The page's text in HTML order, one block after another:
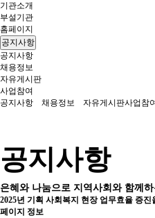
기관소개
부설기관
홈페이지
공지사항
공지사항
채용정보
자유게시판
사업참여
공지사항
채용정보 자유게시판사업참
공지사항
은혜와 나눔으로 지역사회와 함께
2025년 기획 사회복지 현장 업무효율 증
페이지 정보